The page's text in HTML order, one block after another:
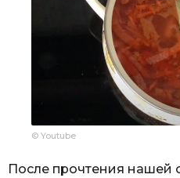
© Youtube
После прочтения нашей